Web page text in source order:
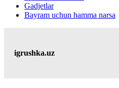
Gadjetlar
Bayram uchun hamma narsa
igrushka.uz